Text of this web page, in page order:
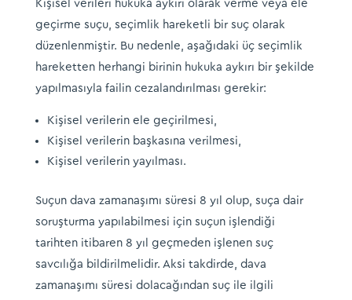
Kişisel verileri hukuka aykırı olarak verme veya ele
geçirme suçu, seçimlik hareketli bir suç olarak
düzenlenmiştir. Bu nedenle, aşağıdaki üç seçimlik
hareketten herhangi birinin hukuka aykırı bir şekilde
yapılmasıyla failin cezalandırılması gerekir:
Kişisel verilerin ele geçirilmesi,
Kişisel verilerin başkasına verilmesi,
Kişisel verilerin yayılması.
Suçun dava zamanaşımı süresi 8 yıl olup, suça dair
soruşturma yapılabilmesi için suçun işlendiği
tarihten itibaren 8 yıl geçmeden işlenen suç
savcılığa bildirilmelidir. Aksi takdirde, dava
zamanaşımı süresi dolacağından suç ile ilgili